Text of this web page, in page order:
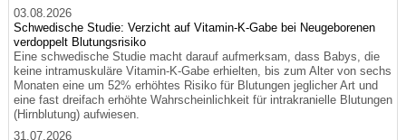
03.08.2026
Schwedische Studie: Verzicht auf Vitamin-K-Gabe bei Neugeborenen
verdoppelt Blutungsrisiko
Eine schwedische Studie macht darauf aufmerksam, dass Babys, die
keine intramuskuläre Vitamin-K-Gabe erhielten, bis zum Alter von sechs
Monaten eine um 52% erhöhtes Risiko für Blutungen jeglicher Art und
eine fast dreifach erhöhte Wahrscheinlichkeit für intrakranielle Blutungen
(Hirnblutung) aufwiesen.
31.07.2026